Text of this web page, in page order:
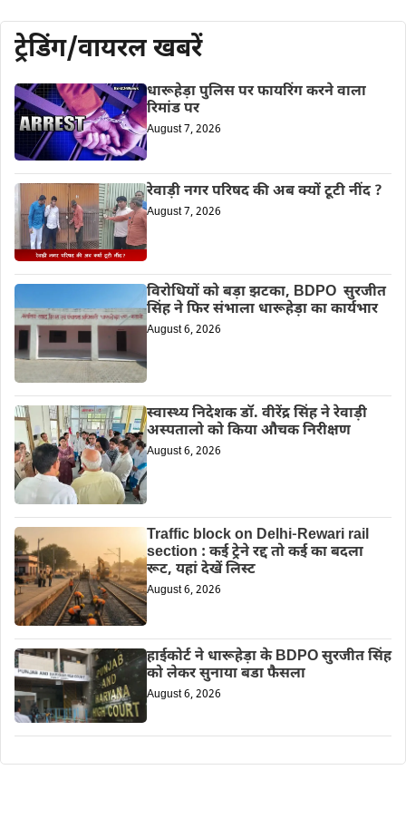
ट्रेडिंग/वायरल खबरें
धारूहेड़ा पुलिस पर फायरिंग करने वाला
रिमांड पर
August 7, 2026
रेवाड़ी नगर परिषद की अब क्यों टूटी नींद ?
August 7, 2026
विरोधियों को बड़ा झटका, BDPO सुरजीत
सिंह ने फिर संभाला धारूहेड़ा का कार्यभार
August 6, 2026
स्वास्थ्य निदेशक डॉ. वीरेंद्र सिंह ने रेवाड़ी
अस्पतालो को किया औचक निरीक्षण
August 6, 2026
Traffic block on Delhi-Rewari rail
section : कई ट्रेने रद्द तो कई का बदला
रूट, यहां देखें लिस्ट
August 6, 2026
हाईकोर्ट ने धारूहेड़ा के BDPO सुरजीत सिंह
को लेकर सुनाया बडा फैसला
August 6, 2026